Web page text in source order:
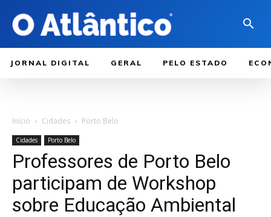
JORNAL DIGITAL GERAL PELO ESTADO
Início Cidades Porto Belo
Cidades Porto Belo
Professores de Porto Belo
participam de Workshop
sobre Educação Ambiental